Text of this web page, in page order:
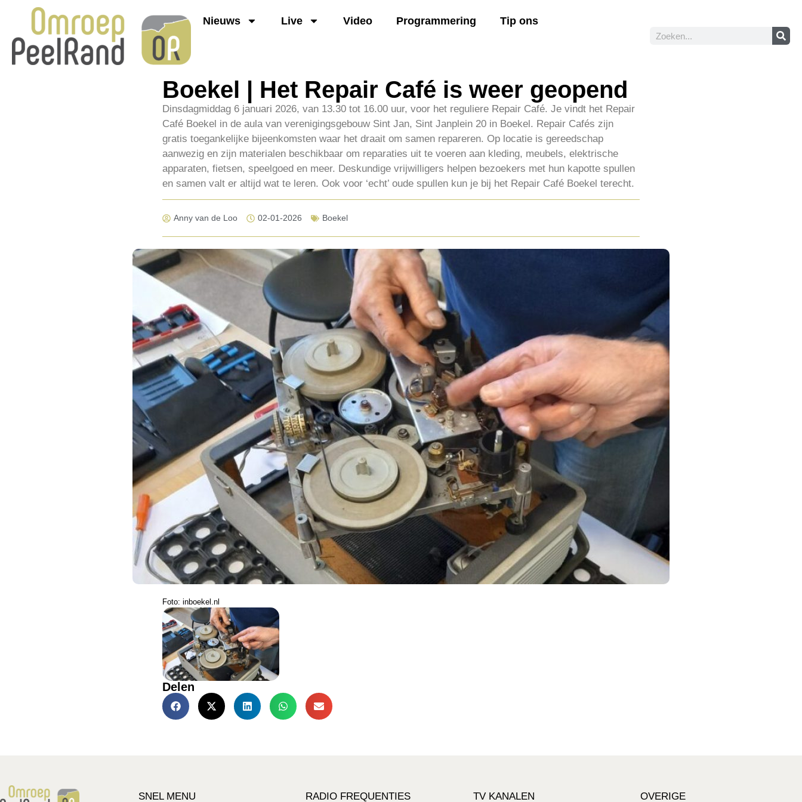
Nieuws Live Video Programmering Tip ons
Boekel | Het Repair Café is weer geopend
Dinsdagmiddag 6 januari 2026, van 13.30 tot 16.00 uur, voor het reguliere Repair Café. Je vindt het Repair
Café Boekel in de aula van verenigingsgebouw Sint Jan, Sint Janplein 20 in Boekel. Repair Cafés zijn
gratis toegankelijke bijeenkomsten waar het draait om samen repareren. Op locatie is gereedschap
aanwezig en zijn materialen beschikbaar om reparaties uit te voeren aan kleding, meubels, elektrische
apparaten, fietsen, speelgoed en meer. Deskundige vrijwilligers helpen bezoekers met hun kapotte spullen
en samen valt er altijd wat te leren. Ook voor ‘echt’ oude spullen kun je bij het Repair Café Boekel terecht.
Anny van de Loo 02-01-2026 Boekel
Foto: inboekel.nl
Delen
SNEL MENU RADIO FREQUENTIES TV KANALEN OVERIGE